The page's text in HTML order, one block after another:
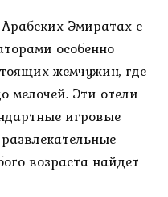
Эмиратах с
особенно
жемчужин, где
мелочей. Эти отели
игровые
возраста найдет